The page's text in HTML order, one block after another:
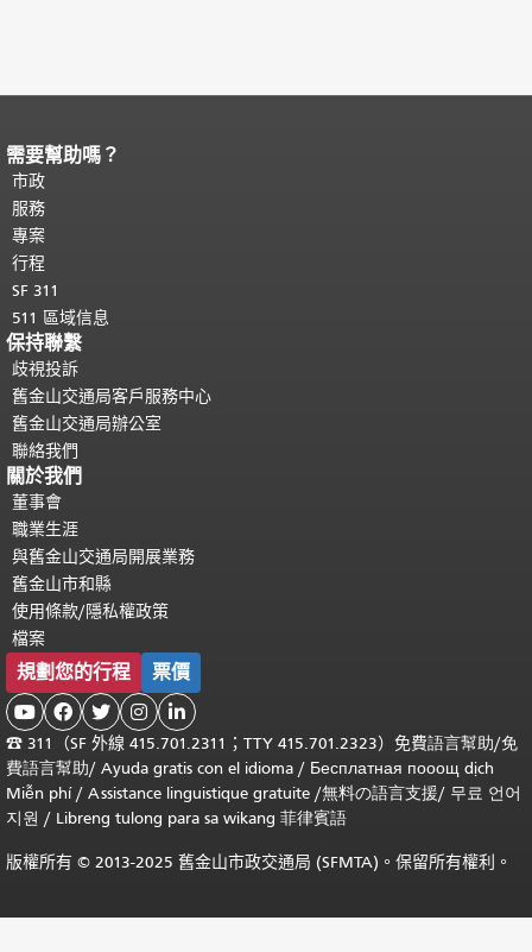
頁面內容結束。
都會重複顯示。
需要幫助嗎？
市政
服務
專案
行程
SF 311
511 區域信息
保持聯繫
歧視投訴
舊金山交通局客戶服務中心
舊金山交通局辦公室
聯絡我們
關於我們
董事會
職業生涯
與舊金山交通局開展業務
舊金山市和縣
使用條款/隱私權政策
檔案
規劃您的行程 票價
    
☎ 311（SF 外線 415.701.2311；TTY 415.701.2323）免費語言幫助/免
費語言幫助/ Ayuda gratis con el idioma / Бесплатная пооощ dịch
Miễn phí/ Assistance linguistique gratuite /無料の語言支援/ 무료 언어
지원 / Libreng tulong para sa wikang 菲律賓語
版權所有 © 2013-2025 舊金山市政交通局 (SFMTA)。保留所有權利。